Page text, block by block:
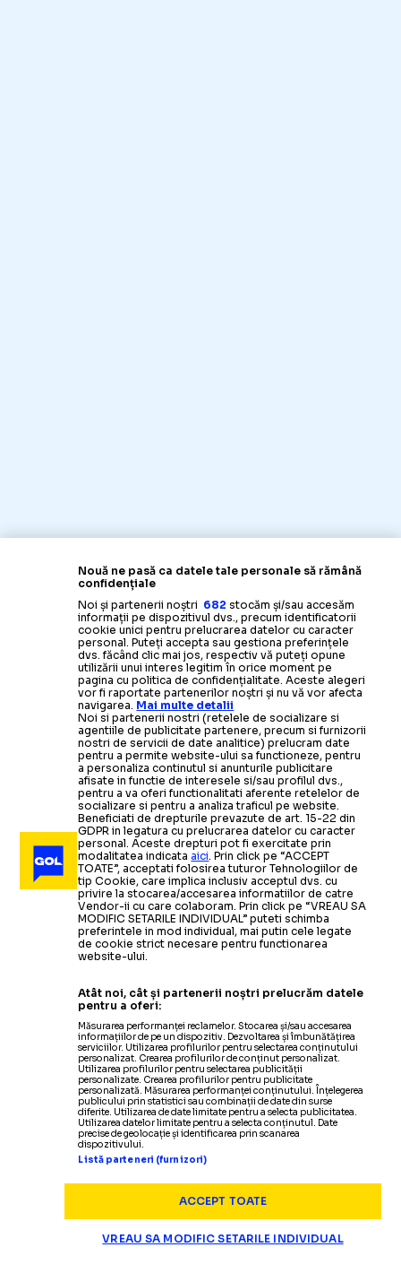
Nouă ne pasă ca datele tale personale să rămână
confidențiale
Noi și partenerii noștri 682 stocăm și/sau accesăm
informații pe dispozitivul dvs., precum identificatorii
cookie unici pentru prelucrarea datelor cu caracter
personal. Puteți accepta sau gestiona preferințele
dvs. făcând clic mai jos, respectiv vă puteți opune
utilizării unui interes legitim în orice moment pe
pagina cu politica de confidențialitate. Aceste alegeri
vor fi raportate partenerilor noștri și nu vă vor afecta
navigarea. Mai multe detalii
Noi si partenerii nostri (retelele de socializare si
agentiile de publicitate partenere, precum si furnizorii
nostri de servicii de date analitice) prelucram date
pentru a permite website-ului sa functioneze, pentru
a personaliza continutul si anunturile publicitare
afisate in functie de interesele si/sau profilul dvs.,
pentru a va oferi functionalitati aferente retelelor de
socializare si pentru a analiza traficul pe website.
Beneficiati de drepturile prevazute de art. 15-22 din
GDPR in legatura cu prelucrarea datelor cu caracter
personal. Aceste drepturi pot fi exercitate prin
modalitatea indicataaici. Prin click pe “ACCEPT
TOATE”, acceptati folosirea tuturor Tehnologiilor de
tip Cookie, care implica inclusiv acceptul dvs. cu
privire la stocarea/accesarea informatiilor de catre
Vendor-ii cu care colaboram. Prin click pe “VREAU SA
MODIFIC SETARILE INDIVIDUAL” puteti schimba
preferintele in mod individual, mai putin cele legate
de cookie strict necesare pentru functionarea
website-ului.
Atât noi, cât și partenerii noștri prelucrăm datele
pentru a oferi:
Măsurarea performanței reclamelor. Stocarea și/sau accesarea
informațiilor de pe un dispozitiv. Dezvoltarea și îmbunătățirea
serviciilor. Utilizarea profilurilor pentru selectarea conținutului
personalizat. Crearea profilurilor de conținut personalizat.
Utilizarea profilurilor pentru selectarea publicității
personalizate. Crearea profilurilor pentru publicitate
personalizată. Măsurarea performanței conținutului. Înțelegerea
publicului prin statistici sau combinații de date din surse
diferite. Utilizarea de date limitate pentru a selecta publicitatea.
Utilizarea datelor limitate pentru a selecta conținutul. Date
precise de geolocație și identificarea prin scanarea
dispozitivului.
Listă parteneri (furnizori)
ACCEPT TOATE
VREAU SA MODIFIC SETARILE INDIVIDUAL